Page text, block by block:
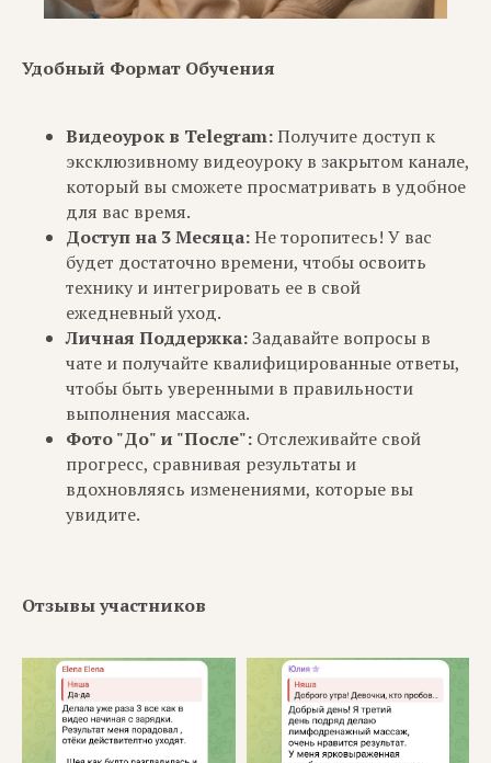
Удобный Формат Обучения
Видеоурок в Telegram:Получите доступ к
эксклюзивному видеоуроку в закрытом канале,
который вы сможете просматривать в удобное
для вас время.
Доступ на 3 Месяца:Не торопитесь! У вас
будет достаточно времени, чтобы освоить
технику и интегрировать ее в свой
ежедневный уход.
Личная Поддержка:Задавайте вопросы в
чате и получайте квалифицированные ответы,
чтобы быть уверенными в правильности
выполнения массажа.
Фото "До" и "После": Отслеживайте свой
прогресс, сравнивая результаты и
вдохновляясь изменениями, которые вы
увидите.
Отзывы участников